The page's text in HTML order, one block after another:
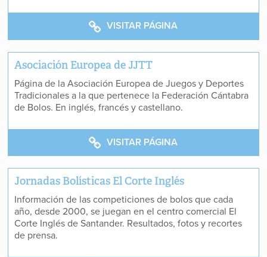
VISITAR PÁGINA
Asociación Europea de JJTT
Página de la Asociación Europea de Juegos y Deportes
Tradicionales a la que pertenece la Federación Cántabra
de Bolos. En inglés, francés y castellano.
VISITAR PÁGINA
Jornadas Bolísticas El Corte Inglés
Información de las competiciones de bolos que cada
año, desde 2000, se juegan en el centro comercial El
Corte Inglés de Santander. Resultados, fotos y recortes
de prensa.